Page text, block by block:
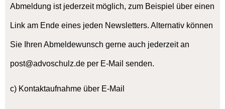
Abmeldung ist jederzeit möglich, zum Beispiel über einen
Link am Ende eines jeden Newsletters. Alternativ können
Sie Ihren Abmeldewunsch gerne auch jederzeit an
post@advoschulz.de per E-Mail senden.
c) Kontaktaufnahme über E-Mail